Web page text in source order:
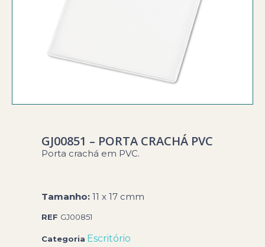
GJ00851 – PORTA CRACHÁ PVC
Porta crachá em PVC.
Tamanho:11 x 17 cmm
REF GJ00851
Categoria Escritório